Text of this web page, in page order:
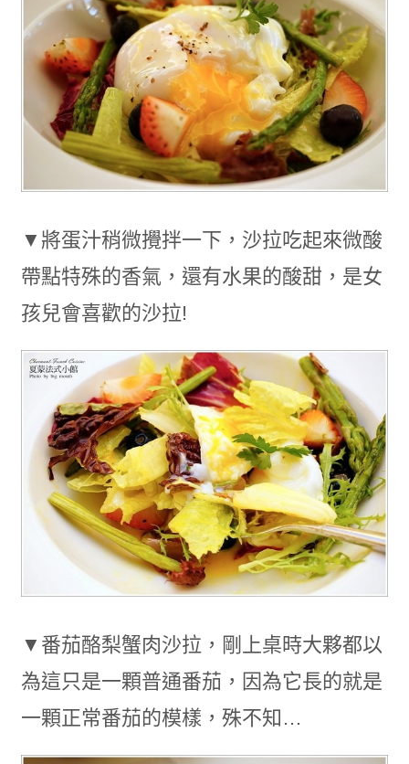
▼將蛋汁稍微攪拌一下，沙拉吃起來微酸
帶點特殊的香氣，還有水果的酸甜，是女
孩兒會喜歡的沙拉!
▼番茄酪梨蟹肉沙拉，剛上桌時大夥都以
為這只是一顆普通番茄，因為它長的就是
一顆正常番茄的模樣，殊不知…